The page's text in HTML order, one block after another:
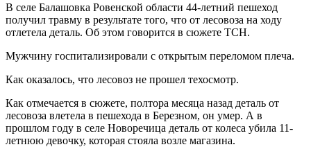
В селе Балашовка Ровенской области 44-летний пешеход
получил травму в результате того, что от лесовоза на ходу
отлетела деталь. Об этом говорится в сюжете ТСН.
Мужчину госпитализировали с открытым переломом плеча.
Как оказалось, что лесовоз не прошел техосмотр.
Как отмечается в сюжете, полтора месяца назад деталь от
лесовоза влетела в пешехода в Березном, он умер. А в
прошлом году в селе Новоречица деталь от колеса убила 11-
летнюю девочку, которая стояла возле магазина.